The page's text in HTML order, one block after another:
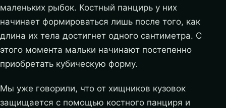
маленьких рыбок. Костный панцирь у них
начинает формироваться лишь после того, как
длина их тела достигнет одного сантиметра. С
этого момента мальки начинают постепенно
приобретать кубическую форму.
Мы уже говорили, что от хищников кузовок
защищается с помощью костного панциря и